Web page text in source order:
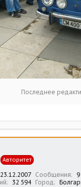
Последнее
Авторитет
23.12.2007 Сообщения
9
32 594 Город